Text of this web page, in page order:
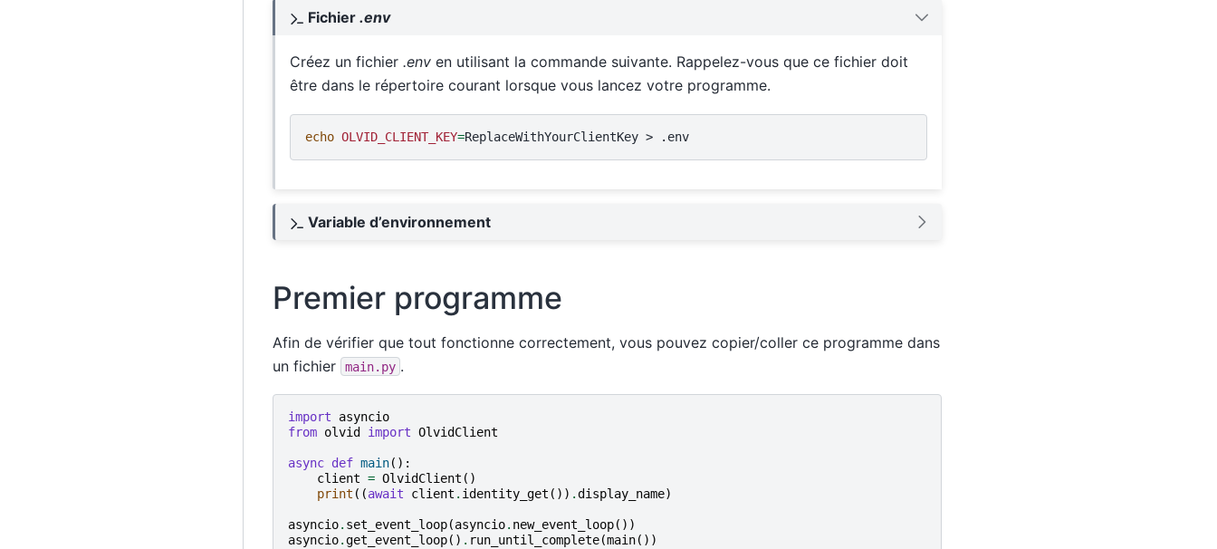
Fichier .env
Créez un fichier .enven utilisant la commande suivante. Rappelez-vous que ce fichier doit
être dans le répertoire courant lorsque vous lancez votre programme.
echo OLVID_CLIENT_KEY=ReplaceWithYourClientKey > .env
Variable d’environnement
Premier programme
Afin de vérifier que tout fonctionne correctement, vous pouvez copier/coller ce programme dans
un fichier
main.py .
import
asyncio
from olvid import OlvidClient
async def main():
client = OlvidClient ()
print ((await client . identity_get ()) .display_name)
asyncio. set_event_loop(asyncio. new_event_loop())
asyncio.get_event_loop() . run_until_complete(main())